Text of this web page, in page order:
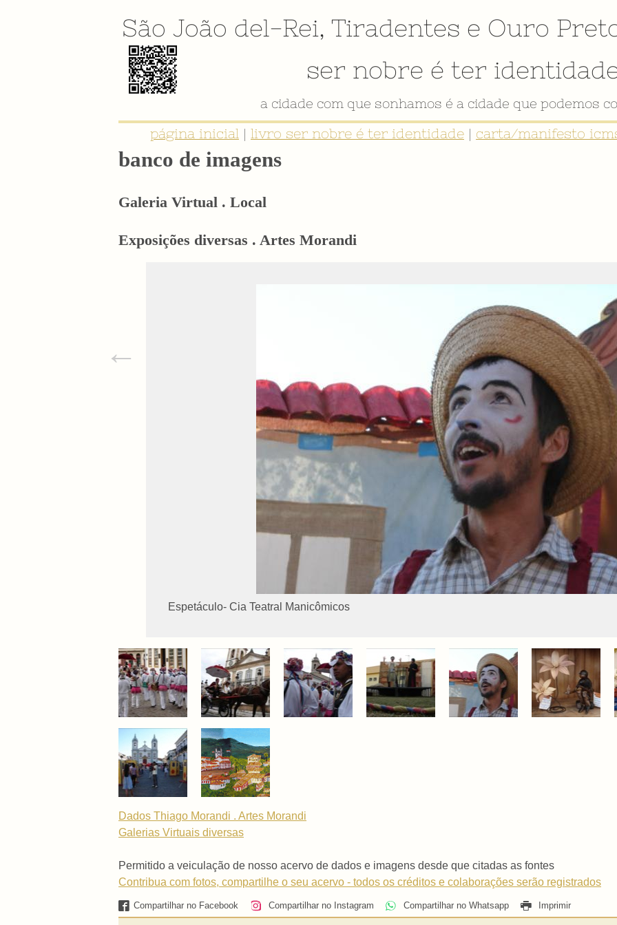
São João del-Rei, Tiradentes e Ouro
ser nobre é ter
a cidade com que sonhamos é a cidade que podemos
página inicial | livro ser nobre é ter identidade | carta/manifesto
banco de imagens
Galeria Virtual . Local
Exposições diversas . Artes Morandi
Espetáculo- Cia Teatral Manicômicos
←
Dados Thiago Morandi . Artes Morandi
Galerias Virtuais diversas
Permitido a veiculação de nosso acervo de dados e imagens desde que citadas as fontes
Contribua com fotos, compartilhe o seu acervo - todos os créditos e colaborações serão registrados
Compartilhar no Facebook Compartilhar no Instagram Compartilhar no Whatsapp Imprimir